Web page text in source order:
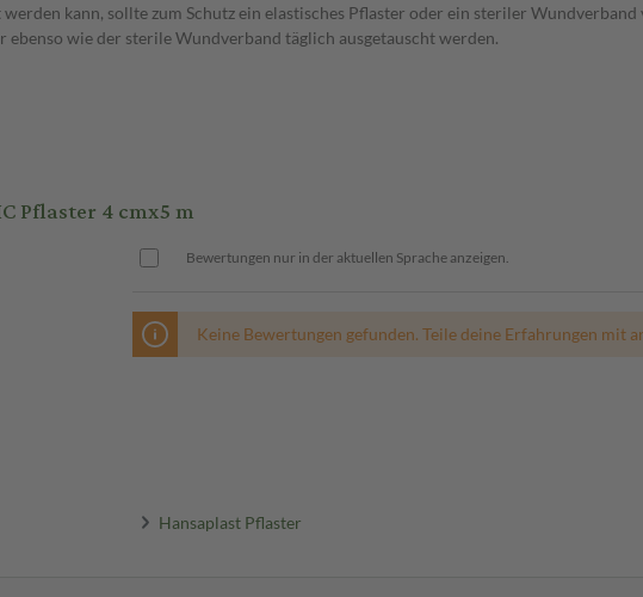
kann, sollte zum Schutz ein elastisches Pflaster oder ein steriler
wie der sterile Wundverband täglich ausgetauscht werden.
Pflaster 4 cmx5 m
Bewertungen nur in der aktuellen Sprache anzeigen.
Keine Bewertungen gefunden. Teile deine Erfahrungen mit
Hansaplast Pflaster